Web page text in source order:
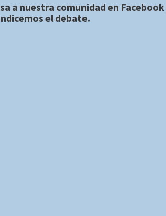
a nuestra comunidad en Facebook
el debate.